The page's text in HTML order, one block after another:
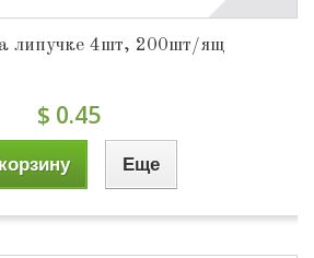
липучке 4шт, 200шт/ящ
$ 0.45
Еще